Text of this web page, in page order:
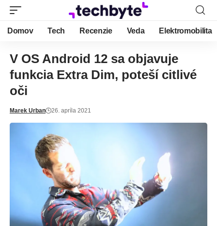
Domov Tech Recenzie Veda Elektromobilita
V OS Android 12 sa objavuje
funkcia Extra Dim, poteší citlivé
oči
Marek Urban 26. apríla 2021